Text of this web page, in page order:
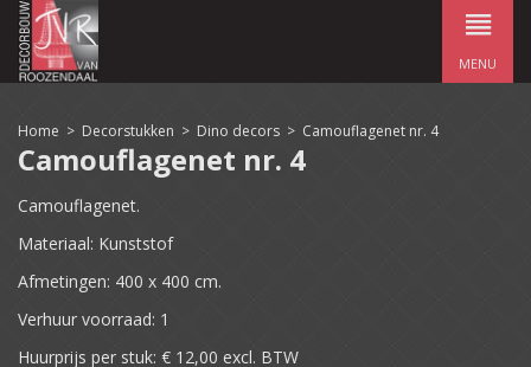
MENU
Home > Decorstukken > Dino decors > Camouflagenet nr. 4
Camouflagenet nr. 4
Camouflagenet.
Materiaal: Kunststof
Afmetingen: 400 x 400 cm.
Verhuur voorraad: 1
Huurprijs per stuk: € 12,00 excl. BTW